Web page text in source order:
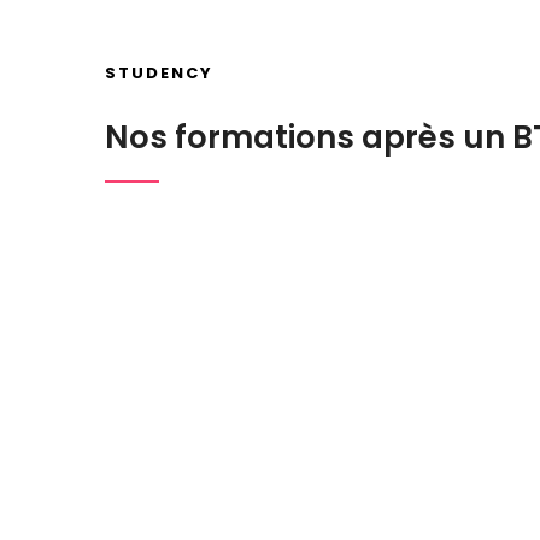
STUDENCY
Nos formations après un